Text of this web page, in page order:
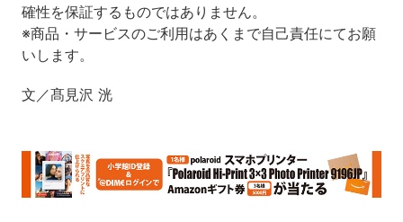
確性を保証するものではありません。
※商品・サービスのご利用はあくまで自己責任にてお願
いします。
文／髙見沢 洸